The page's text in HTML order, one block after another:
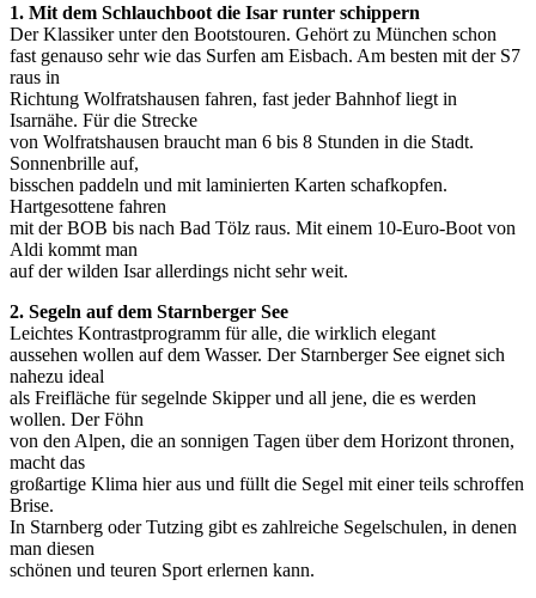
1. Mit dem Schlauchboot die Isar runter schippern
Der Klassiker unter den Bootstouren. Gehört zu München schon
fast genauso sehr wie das Surfen am Eisbach. Am besten mit der S7
raus in
Richtung Wolfratshausen fahren, fast jeder Bahnhof liegt in
Isarnähe. Für die Strecke
von Wolfratshausen braucht man 6 bis 8 Stunden in die Stadt.
Sonnenbrille auf,
bisschen paddeln und mit laminierten Karten schafkopfen.
Hartgesottene fahren
mit der BOB bis nach Bad Tölz raus. Mit einem 10-Euro-Boot von
Aldi kommt man
auf der wilden Isar allerdings nicht sehr weit.
2. Segeln auf dem Starnberger See
Leichtes Kontrastprogramm für alle, die wirklich elegant
aussehen wollen auf dem Wasser. Der Starnberger See eignet sich
nahezu ideal
als Freifläche für segelnde Skipper und all jene, die es werden
wollen. Der Föhn
von den Alpen, die an sonnigen Tagen über dem Horizont thronen,
macht das
großartige Klima hier aus und füllt die Segel mit einer teils schroffen
Brise.
In Starnberg oder Tutzing gibt es zahlreiche Segelschulen, in denen
man diesen
schönen und teuren Sport erlernen kann.